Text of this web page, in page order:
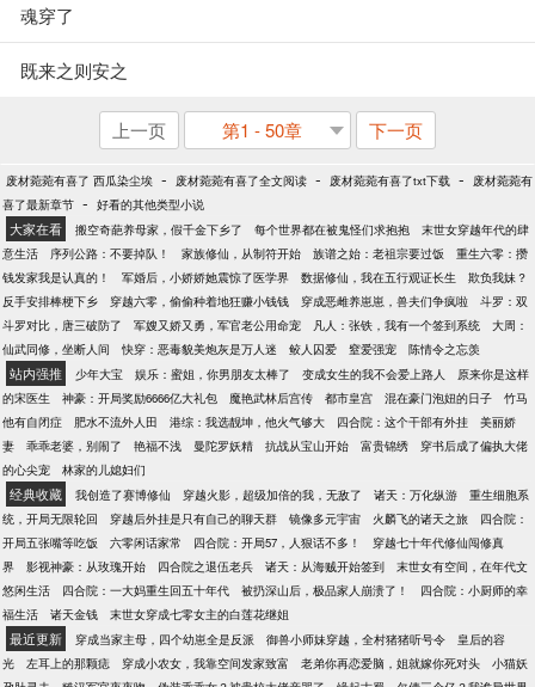
魂穿了
既来之则安之
上一页 第1 - 50章 下一页
废材菀菀有喜了 西瓜染尘埃 - 废材菀菀有喜了全文阅读 - 废材菀菀有喜了txt下载 -
废材菀菀有
喜了最新章节 - 好看的其他类型小说
大家在看 搬空奇葩养母家，假千金下乡了 每个世界都在被鬼怪们求抱抱
末世女穿越年代的肆
意生活
序列公路：不要掉队！ 家族修仙，从制符开始 族谱之始：老祖宗要过饭
重生六零：攒
钱发家我是认真的！
军婚后，小娇娇她震惊了医学界 数据修仙，我在五行观证长生
欺负我妹？
反手安排棒梗下乡
穿越六零，偷偷种着地狂赚小钱钱 穿成恶雌养崽崽，兽夫们争疯啦
斗罗：双
斗罗对比，唐三破防了
军嫂又娇又勇，军官老公用命宠 凡人：张铁，我有一个签到系统
大周：
仙武同修，坐断人间
快穿：恶毒貌美炮灰是万人迷 鲛人囚爱 窒爱强宠 陈情令之忘羡
站内强推 少年大宝 娱乐：蜜姐，你男朋友太棒了 变成女生的我不会爱上路人
原来你是这样
的宋医生
神豪：开局奖励6666亿大礼包 魔艳武林后宫传 都市皇宫 混在豪门泡妞的日子
竹马
他有自闭症
肥水不流外人田 港综：我选靓坤，他火气够大 四合院：这个干部有外挂
美丽娇
妻
乖乖老婆，别闹了 艳福不浅 曼陀罗妖精 抗战从宝山开始 富贵锦绣
穿书后成了偏执大佬
的心尖宠
林家的儿媳妇们
经典收藏 我创造了赛博修仙 穿越火影，超级加倍的我，无敌了 诸天：万化纵游
重生细胞系
统，开局无限轮回
穿越后外挂是只有自己的聊天群 镜像多元宇宙 火麟飞的诸天之旅
四合院：
开局五张嘴等吃饭
六零闲话家常 四合院：开局57，人狠话不多！
穿越七十年代修仙闯修真
界
影视神豪：从玫瑰开始 四合院之退伍老兵 诸天：从海贼开始签到
末世女有空间，在年代文
悠闲生活
四合院：一大妈重生回五十年代 被扔深山后，极品家人崩溃了！
四合院：小厨师的幸
福生活
诸天金钱 末世女穿成七零女主的白莲花继姐
最近更新 穿成当家主母，四个幼崽全是反派 御兽小师妹穿越，全村猪猪听号令
皇后的容
光
左耳上的那颗痣 穿成小农女，我靠空间发家致富 老弟你再恋爱脑，姐就嫁你死对头
小猫妖